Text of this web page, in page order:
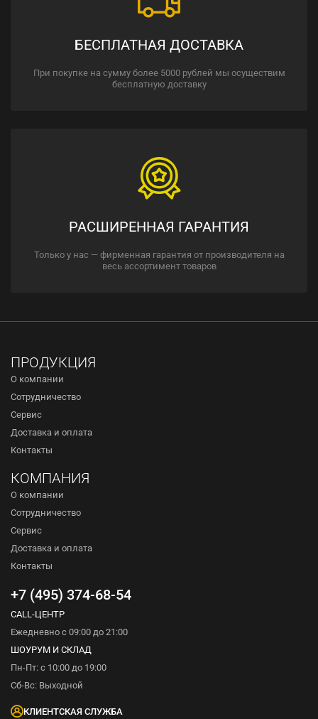
БЕСПЛАТНАЯ ДОСТАВКА
При покупке на сумму более 5000 рублей мы осуществим
бесплатную доставку
РАСШИРЕННАЯ ГАРАНТИЯ
Только у нас — фирменная гарантия от производителя на
весь ассортимент товаров
ПРОДУКЦИЯ
О компании
Сотрудничество
Сервис
Доставка и оплата
Контакты
КОМПАНИЯ
О компании
Сотрудничество
Сервис
Доставка и оплата
Контакты
+7 (495) 374-68-54
CALL-ЦЕНТР
Ежедневно с 09:00 до 21:00
ШОУРУМ И СКЛАД
Пн-Пт: с 10:00 до 19:00
Сб-Вс: Выходной
КЛИЕНТСКАЯ СЛУЖБА